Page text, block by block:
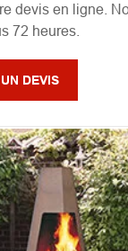
devis en ligne.
72 heures.
DEVIS